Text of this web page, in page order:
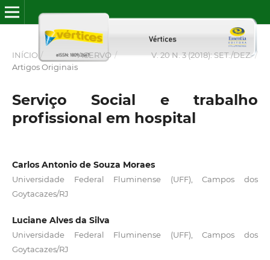
INÍCIO / ACERVO / V. 20 N. 3 (2018): SET./DEZ. /
Artigos Originais
Serviço Social e trabalho
profissional em hospital
Carlos Antonio de Souza Moraes
Universidade Federal Fluminense (UFF), Campos dos
Goytacazes/RJ
Luciane Alves da Silva
Universidade Federal Fluminense (UFF), Campos dos
Goytacazes/RJ